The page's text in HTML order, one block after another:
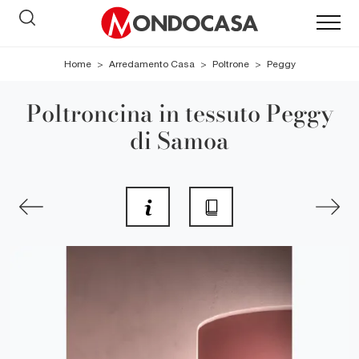
Home > Arredamento Casa > Poltrone > Peggy
Poltroncina in tessuto Peggy
di Samoa